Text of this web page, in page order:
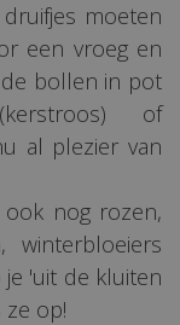
moeten
een vroeg en
bollen in pot
of
al plezier van
nog rozen,
winterbloeiers
'uit de kluiten
ze op!